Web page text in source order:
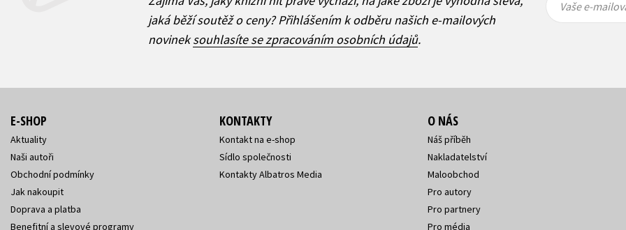
jaká běží soutěž o ceny? Přihlášením k odběru našich e-mailových
novineksouhlasíte se zpracováním osobních údajů.
mailová
mailová
Vaše e-
E-SHOP
Aktuality
Naši autoři
Obchodní podmínky
Jak nakoupit
Doprava a platba
Benefitní a slevové programy
KONTAKTY
Kontakt na e-shop
Sídlo společnosti
Kontakty Albatros Media
O NÁS
Náš příběh
Nakladatelství
Maloobchod
Pro autory
Pro partnery
Pro média